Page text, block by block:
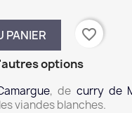
PANIER
favorite_border
options
, de curry de
viandes blanches.